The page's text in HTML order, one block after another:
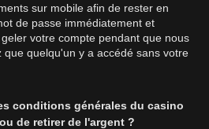
sur mobile afin de rester en
de passe immédiatement et
votre compte pendant que nous
quelqu'un y a accédé sans votre
conditions générales du casino
de retirer de l'argent ?